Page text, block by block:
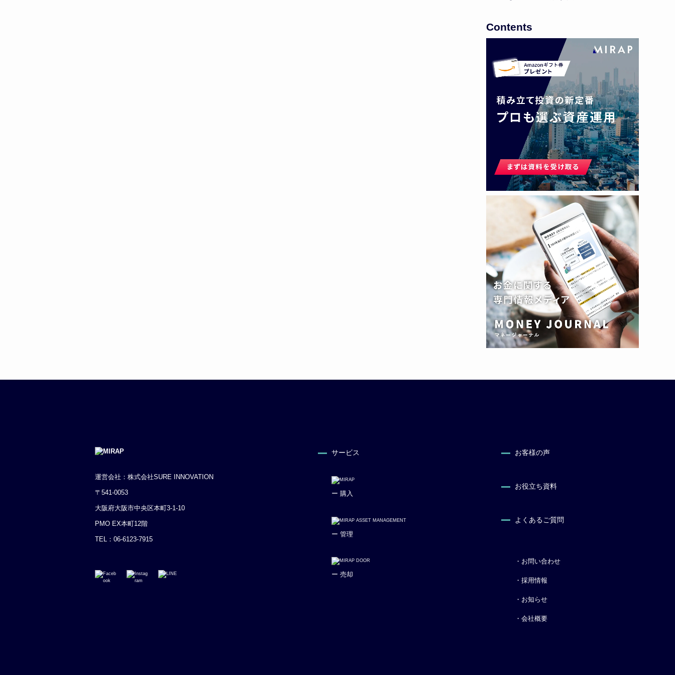
Contents
運営会社：株式会社SURE INNOVATION
〒541-0053
大阪府大阪市中央区本町3-1-10
PMO EX本町12階
TEL：06-6123-7915
サービス
ー 購入
ー 管理
ー 売却
お客様の声
お役立ち資料
よくあるご質問
・お問い合わせ
・採用情報
・お知らせ
・会社概要